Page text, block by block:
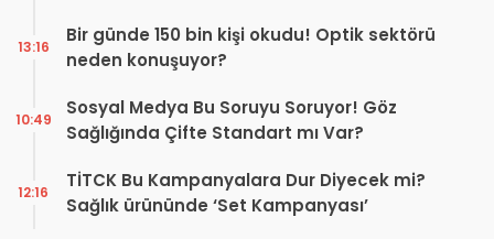
Bir günde 150 bin kişi okudu! Optik sektörü
neden konuşuyor?
13:16
Sosyal Medya Bu Soruyu Soruyor! Göz
Sağlığında Çifte Standart mı Var?
10:49
TİTCK Bu Kampanyalara Dur Diyecek mi?
Sağlık ürününde ‘Set Kampanyası’
12:16